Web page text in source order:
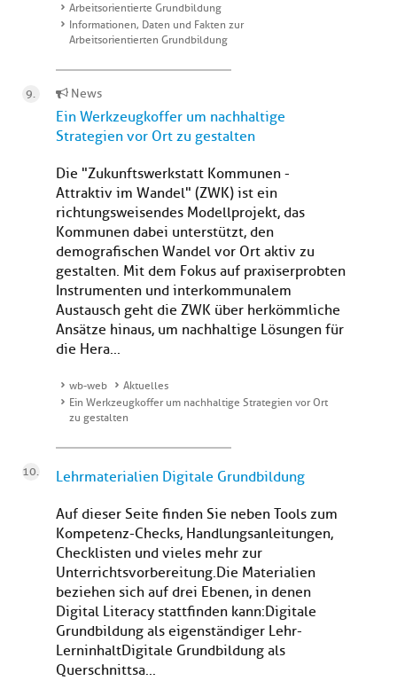
Arbeitsorientierte Grundbildung
Informationen, Daten und Fakten zur
Arbeitsorientierten Grundbildung
News
Ein Werkzeugkoffer um nachhaltige
Strategien vor Ort zu gestalten
Die "Zukunftswerkstatt Kommunen -
Attraktiv im Wandel" (ZWK) ist ein
richtungsweisendes Modellprojekt, das
Kommunen dabei unterstützt, den
demografischen Wandel vor Ort aktiv zu
gestalten. Mit dem Fokus auf praxiserprobten
Instrumenten und interkommunalem
Austausch geht die ZWK über herkömmliche
Ansätze hinaus, um nachhaltige Lösungen für
die Hera...
wb-web
Aktuelles
Ein Werkzeugkoffer um nachhaltige Strategien vor Ort
zu gestalten
Lehrmaterialien Digitale Grundbildung
Auf dieser Seite finden Sie neben Tools zum
Kompetenz-Checks, Handlungsanleitungen,
Checklisten und vieles mehr zur
Unterrichtsvorbereitung. Die Materialien
beziehen sich auf drei Ebenen, in denen
Digital Literacy stattfinden kann:Digitale
Grundbildung als eigenständiger Lehr-
LerninhaltDigitale Grundbildung als
Querschnittsa...